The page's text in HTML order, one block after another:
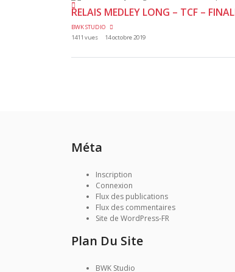
RELAIS MEDLEY LONG – TCF –
BWK STUDIO
1411 vues
14 octobre 2019
Méta
Inscription
Connexion
Flux des publications
Flux des commentaires
Site de WordPress-FR
Plan Du Site
BWK Studio